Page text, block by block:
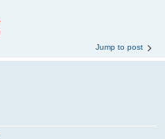
Jump to post